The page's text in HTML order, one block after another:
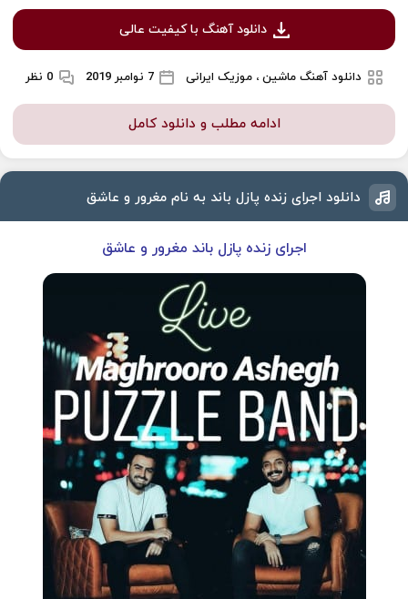
دانلود آهنگ با کیفیت عالی
دانلود آهنگ ماشین ، موزیک ایرانی 7 نوامبر 2019 0 نظر
ادامه مطلب و دانلود کامل
دانلود اجرای زنده پازل باند به نام مغرور و عاشق
اجرای زنده پازل باند مغرور و عاشق